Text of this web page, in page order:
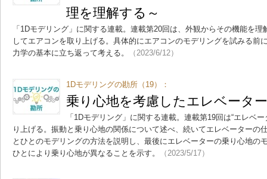
理を理解する～
「1Dモデリング」に関する連載。連載第20回は、外観からその機能を
してエアコンを取り上げる。具体的にエアコンのモデリングを試みる前
力学の基本に立ち返って考える。
（2023/6/12）
1Dモデリングの勘所（19）：
乗り心地を考慮したエレベータ
「1Dモデリング」に関する連載。連載第19回は“エレベ
り上げる。振動と乗り心地の関係について述べ、続いてエレベーターの
とひとのモデリングの方法を説明し、最後にエレベーターの乗り心地の
ひとにより乗り心地が異なることを示す。
（2023/5/17）